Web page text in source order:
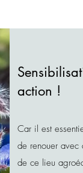
action !
Car il est
de renouer avec
de ce lieu